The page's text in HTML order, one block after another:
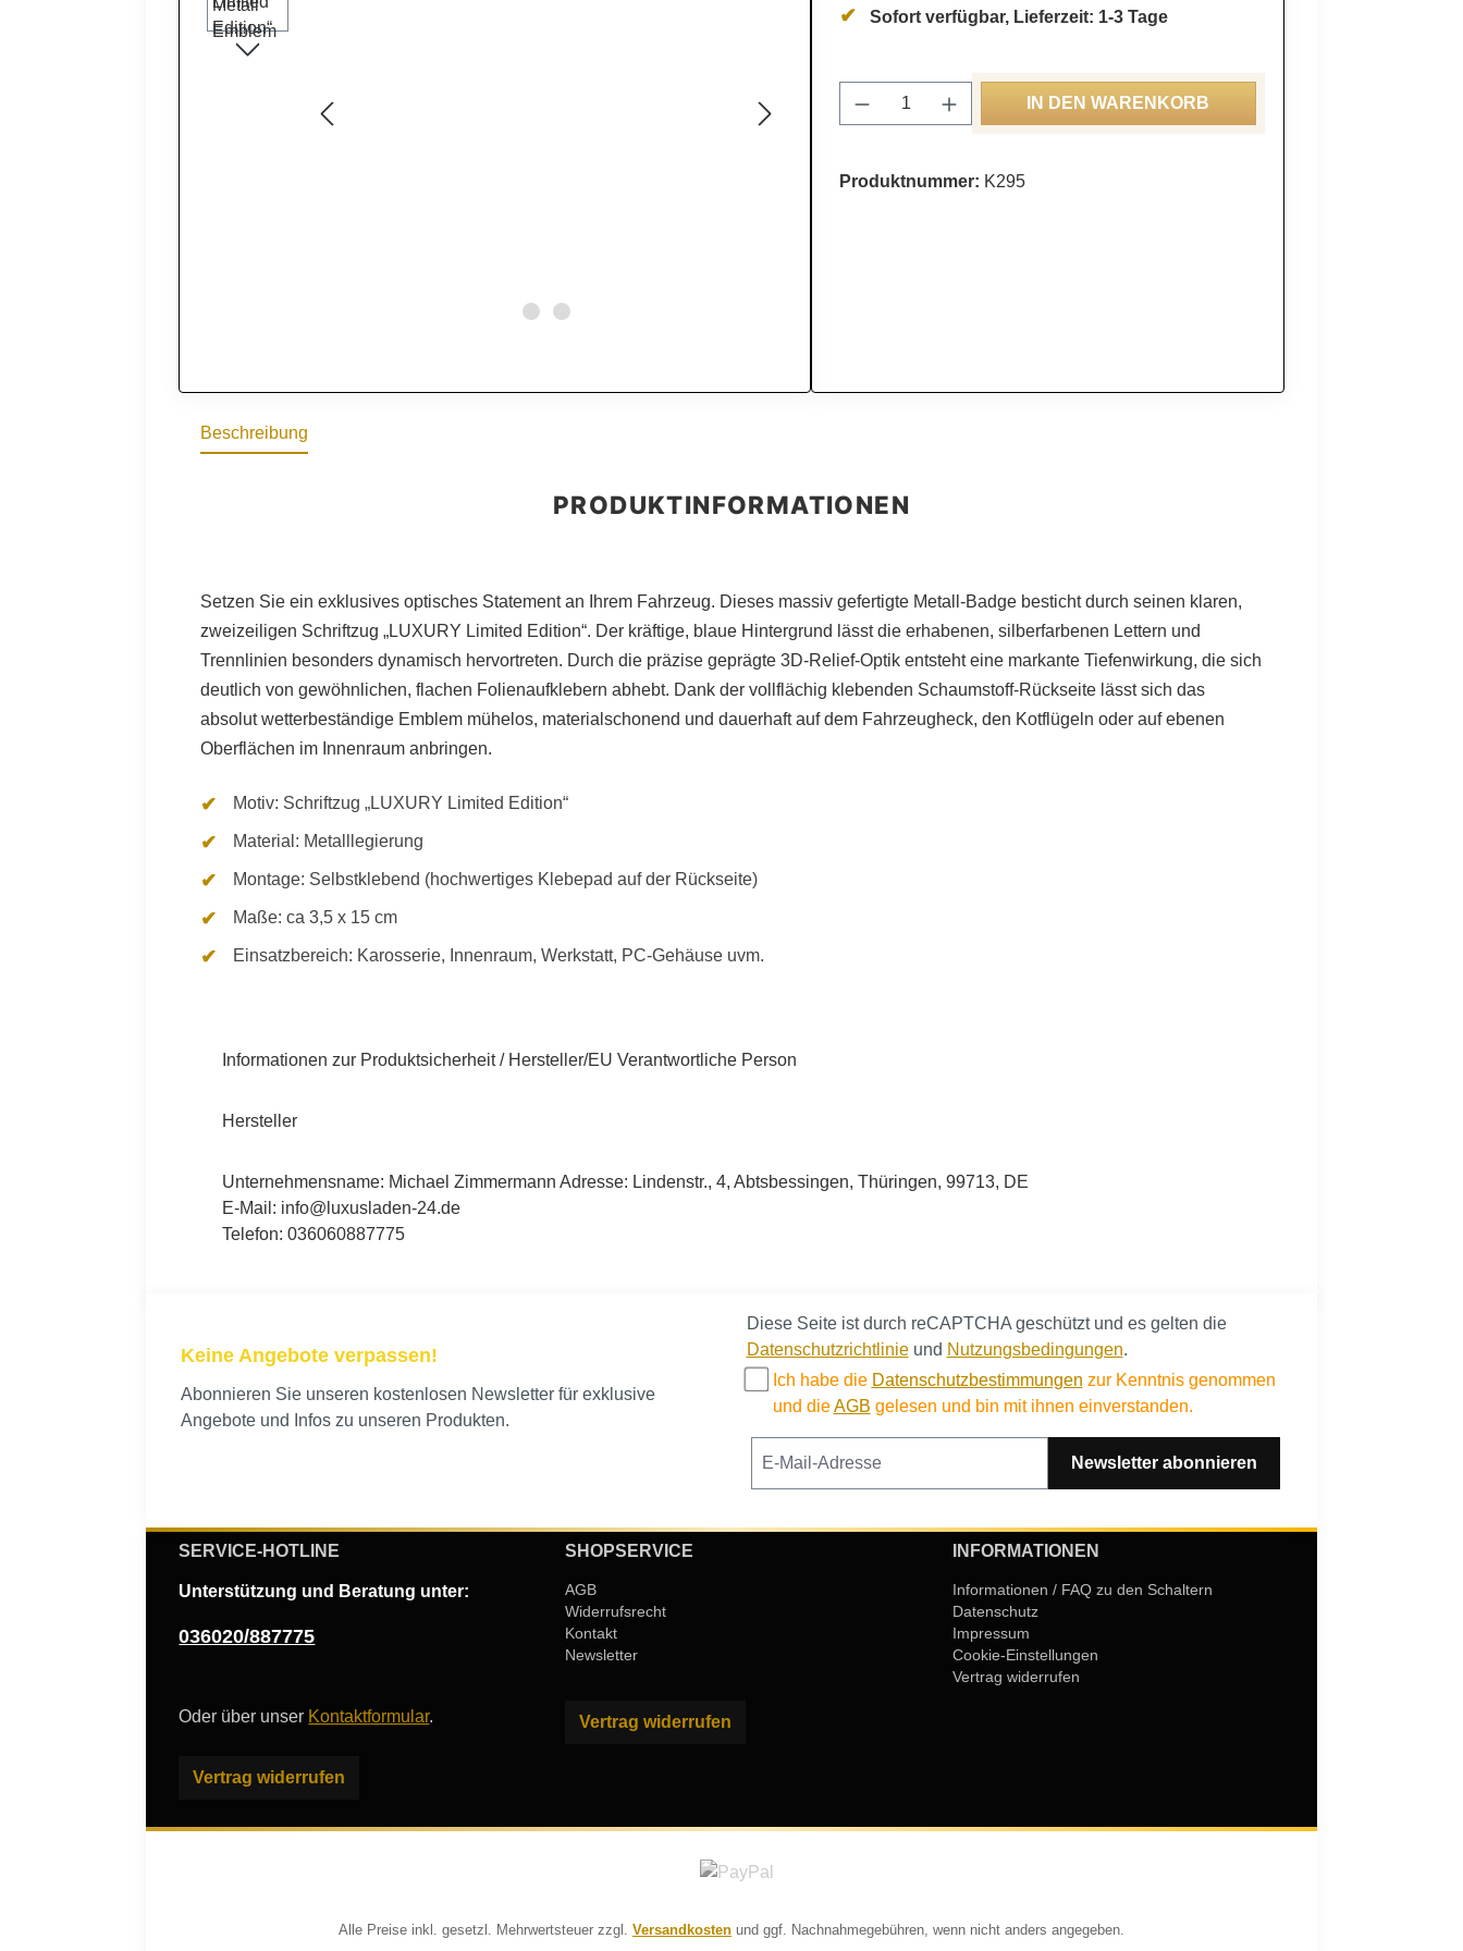
Sofort verfügbar, Lieferzeit: 1-3 Tage
Produkt Anzahl: Gib den gewünschten Wert ein
IN DEN WARENKORB
Produktnummer: K295
Beschreibung
Setzen Sie ein exklusives optisches Statement an Ihrem Fahrzeug. Dieses massiv gefertigte Metall-Badge besticht durch seinen klaren,
zweizeiligen Schriftzug „LUXURY Limited Edition“. Der kräftige, blaue Hintergrund lässt die erhabenen, silberfarbenen Lettern und
Trennlinien besonders dynamisch hervortreten. Durch die präzise geprägte 3D-Relief-Optik entsteht eine markante Tiefenwirkung, die sich
deutlich von gewöhnlichen, flachen Folienaufklebern abhebt. Dank der vollflächig klebenden Schaumstoff-Rückseite lässt sich das
absolut wetterbeständige Emblem mühelos, materialschonend und dauerhaft auf dem Fahrzeugheck, den Kotflügeln oder auf ebenen
Oberflächen im Innenraum anbringen.
Motiv: Schriftzug „LUXURY Limited Edition“
Material: Metalllegierung
Montage: Selbstklebend (hochwertiges Klebepad auf der Rückseite)
Maße: ca 3,5 x 15 cm
Einsatzbereich: Karosserie, Innenraum, Werkstatt, PC-Gehäuse uvm.
Informationen zur Produktsicherheit / Hersteller/EU Verantwortliche Person
Hersteller
Unternehmensname: Michael Zimmermann Adresse: Lindenstr., 4, Abtsbessingen, Thüringen, 99713, DE
E-Mail: info@luxusladen-24.de
Telefon: 036060887775
Keine Angebote verpassen!
Abonnieren Sie unseren kostenlosen Newsletter für exklusive
Angebote und Infos zu unseren Produkten.
Diese Seite ist durch reCAPTCHA geschützt und es gelten die
Datenschutzrichtlinieund Nutzungsbedingungen.
Ich habe die Datenschutzbestimmungen zur Kenntnis genommen
und dieAGB gelesen und bin mit ihnen einverstanden.
Newsletter abonnieren
SERVICE-HOTLINE
Unterstützung und Beratung unter:
036020/887775
Oder über unser Kontaktformular.
Vertrag widerrufen
SHOPSERVICE
AGB
Widerrufsrecht
Kontakt
Newsletter
Vertrag widerrufen
INFORMATIONEN
Informationen / FAQ zu den Schaltern
Datenschutz
Impressum
Cookie-Einstellungen
Vertrag widerrufen
Alle Preise inkl. gesetzl. Mehrwertsteuer zzgl. Versandkosten und ggf. Nachnahmegebühren, wenn nicht anders angegeben.